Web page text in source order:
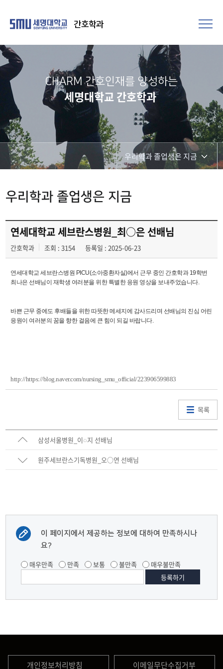
간호학과
CHARM 간호인재를 양성하는
세명대학교 간호학과
우리학과 졸업생은 지금
우리학과 졸업생은 지금
해외병원인턴십
우리학과 졸업생은 지금
연세대학교 세브란스병원_최○은 선배님
간호학과 조회 : 3154 등록일 : 2025-06-23
연세대학교 세브란스병원 PICU(소아중환자실)에서 근무 중인 간호학과 19학번
최나은 선배님이 재학생 여러분을 위한 특별한 응원 영상을 보내주었습니다.
바쁜 근무 중에도 후배들을 위한 따뜻한 메세지에 감사드리며 선배님의 진심 어린
응원이 여러분의 꿈을 향한 걸음에 큰 힘이 되길 바랍니다.
http://https://blog.naver.com/nursing_smu_official/223906599883
목록
삼성서울병원_이◌지 선배님
원주세브란스기독병원_오○연 선배님
이 페이지에서 제공하는 정보에 대하여 만족하시나
요?
매우만족 만족 보통 불만족 매우불만족
개인정보처리방침 이메일무단수집거부